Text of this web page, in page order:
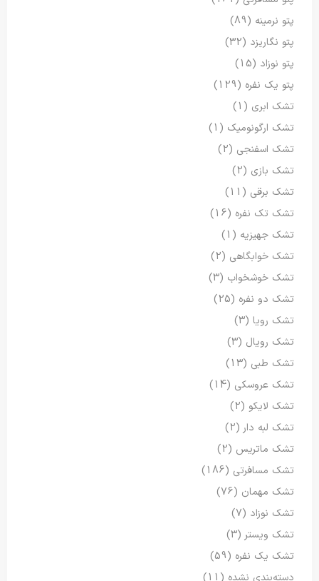
پتو نرمینه (89)
پتو نگاریزد (32)
پتو نوزاد (15)
پتو یک نفره (129)
تشک ابری (1)
تشک ارگونومیک (1)
تشک اسفنجی (2)
تشک بازی (2)
تشک برقی (11)
تشک تک نفره (16)
تشک جهیزیه (1)
تشک خوابگاهی (2)
تشک خوشخواب (3)
تشک دو نفره (25)
تشک رویا (3)
تشک رویال (3)
تشک طبی (13)
تشک عروسکی (14)
تشک لایکو (2)
تشک لبه دار (2)
تشک ماتریس (2)
تشک مسافرتی (186)
تشک مهمان (76)
تشک نوزاد (7)
تشک ویستر (3)
تشک یک نفره (59)
دسته‌بندی نشده (11)